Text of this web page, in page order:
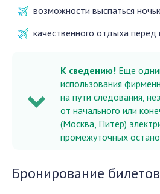
возможности выспаться
качественного отдыха
К сведению! Еще
использования
на пути следования,
от начального или
(Москва, Питер)
промежуточных
Бронирование